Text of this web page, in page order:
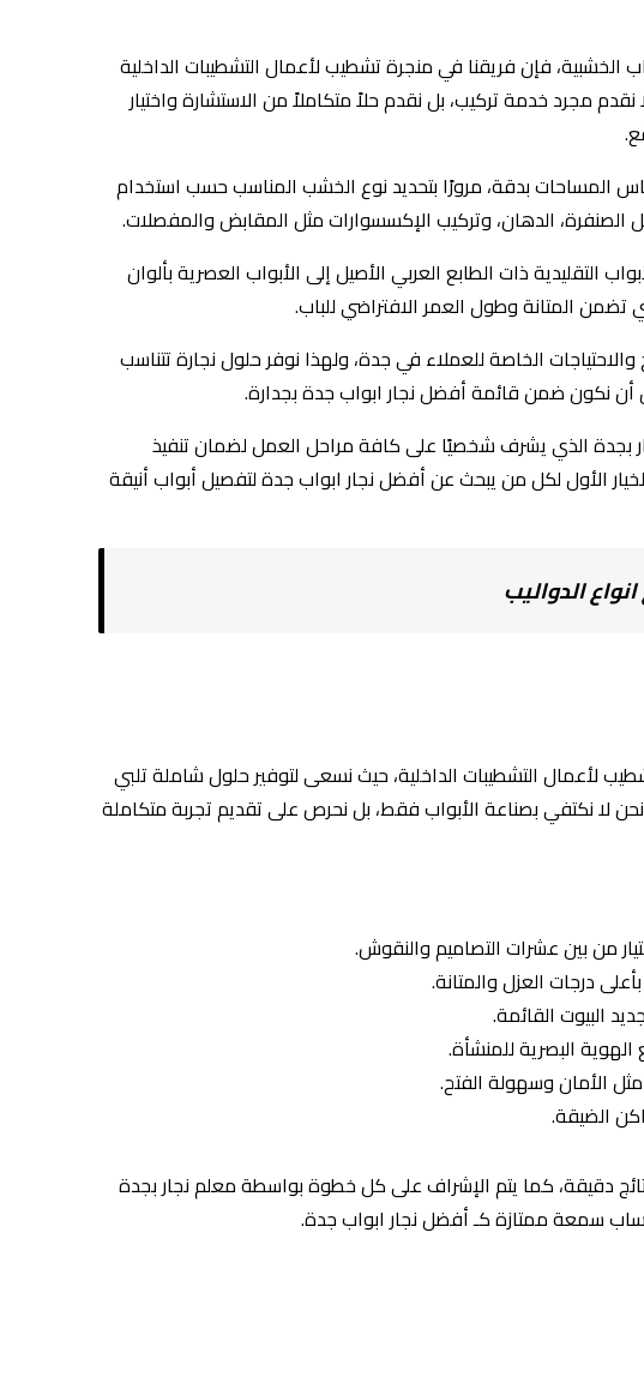
فإن فريقنا في منجرة تشطيب لأعمال التشطيبات الداخلية
مجرد خدمة تركيب، بل نقدم حلاً متكاملاً من الاستشارة واختيار
المساحات بدقة، مرورًا بتحديد نوع الخشب المناسب حسب استخدام
الصنفرة، الدهان، وتركيب الإكسسوارات مثل المقابض والمفصلات.
التقليدية ذات الطابع العربي الأصيل إلى الأبواب العصرية بألوان
تضمن المتانة وطول العمر الافتراضي للباب.
الخاصة للعملاء في جدة، ولهذا نوفر حلول نجارة تتناسب
أن نكون ضمن قائمة أفضل نجار ابواب جدة بجدارة.
بجدة الذي يشرف شخصيًا على كافة مراحل العمل لضمان تنفيذ
الأول لكل من يبحث عن أفضل نجار ابواب جدة لتفصيل أبواب أنيقة
لأعمال التشطيبات الداخلية، حيث نسعى لتوفير حلول شاملة تلبي
لا نكتفي بصناعة الأبواب فقط، بل نحرص على تقديم تجربة متكاملة
من بين عشرات التصاميم والنقوش.
درجات العزل والمتانة.
البيوت القائمة.
البصرية للمنشأة.
الأمان وسهولة الفتح.
الضيقة.
دقيقة، كما يتم الإشراف على كل خطوة بواسطة معلم نجار بجدة
سمعة ممتازة كـ أفضل نجار ابواب جدة.